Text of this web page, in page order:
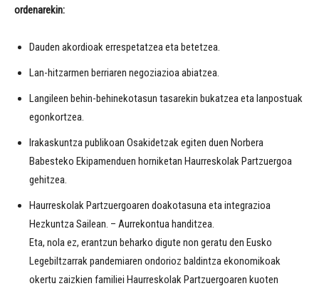
ordenarekin:
Dauden akordioak errespetatzea eta betetzea.
Lan-hitzarmen berriaren negoziazioa abiatzea.
Langileen behin-behinekotasun tasarekin bukatzea eta lanpostuak
egonkortzea.
Irakaskuntza publikoan Osakidetzak egiten duen Norbera
Babesteko Ekipamenduen horniketan Haurreskolak Partzuergoa
gehitzea.
Haurreskolak Partzuergoaren doakotasuna eta integrazioa
Hezkuntza Sailean. – Aurrekontua handitzea.
Eta, nola ez, erantzun beharko digute non geratu den Eusko
Legebiltzarrak pandemiaren ondorioz baldintza ekonomikoak
okertu zaizkien familiei Haurreskolak Partzuergoaren kuoten